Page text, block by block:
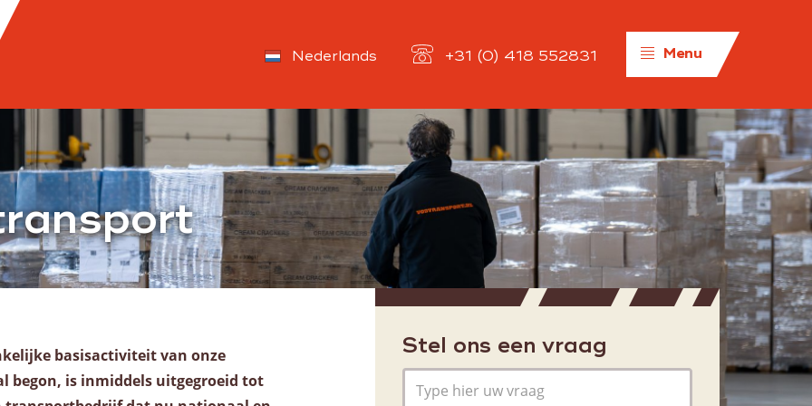
Nederlands +31 (0) 418 552831 Menu
Warehousing
Opslag
Value Added Logistics
Container handling
Assemblage
Dozen voor AGF en bakkerswereld
Algemeen
Werken bij
Kwaliteit
Privacybeleid
basisactiviteit van onze
begon, is inmiddels uitgegroeid tot
Stel ons een vraag